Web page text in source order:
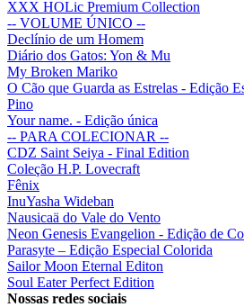
XXX HOLic Premium Collection
-- VOLUME ÚNICO --
Declínio de um Homem
Diário dos Gatos: Yon & Mu
My Broken Mariko
O Cão que Guarda as Estrelas - Edição
Pino
Your name. - Edição única
-- PARA COLECIONAR --
CDZ Saint Seiya - Final Edition
Coleção H.P. Lovecraft
Fênix
InuYasha Wideban
Nausicaä do Vale do Vento
Neon Genesis Evangelion - Edição de
Parasyte – Edição Especial Colorida
Sailor Moon Eternal Editon
Soul Eater Perfect Edition
Nossas redes sociais